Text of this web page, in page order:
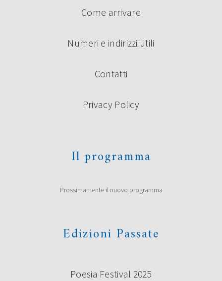
Come arrivare
Numeri e indirizzi utili
Contatti
Privacy Policy
Il programma
Prossimamente il nuovo programma
Edizioni Passate
Poesia Festival 2025